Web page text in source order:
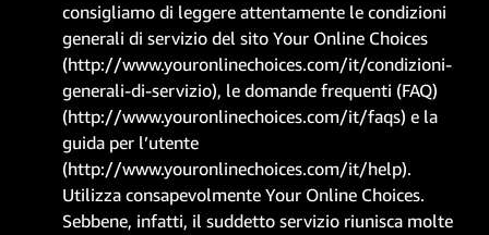
consigliamo di leggere attentamente le condizioni
generali di servizio del sito Your Online Choices
(http://www.youronlinechoices.com/it/condizioni-
generali-di-servizio), le domande frequenti (FAQ)
(http://www.youronlinechoices.com/it/faqs) e la
guida per l’utente
(http://www.youronlinechoices.com/it/help).
Utilizza consapevolmente Your Online Choices.
Sebbene, infatti, il suddetto servizio riunisca molte